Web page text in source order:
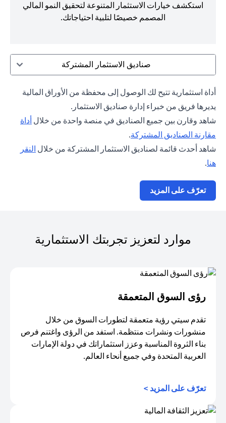
استكشف خيارات الاستثمار المتنوعة لتحقيق النمو المالي
المصمم خصيصًا لتلبية احتياجاتك.
صناديق الاستثمار المشتركة
أداة استثمارية تتيح لك الوصول إلى محفظة من الأوراق المالية
يديرها فريق من خبراء إدارة صناديق الاستثمار.
شاهد وقارن بين جميع الصناديق في منصة واحدة من خلال أداة
مقارنة الصناديق المشتركة(opens in a new tab).
شاهد أحدث قائمة لصناديق الاستثمار المشتركة من خلال النقر
هنا(opens in a new tab).
تعرّف على المزيد
موارد لتعزيز تجربتك الاستثمارية
رؤى السوق المتعمقة
تقدم سيتي رؤية متعمقة لتطورات السوق من خلال
منشورات ونشرات منتظمة. استفد من الرؤى واغتنم فرص
بناء الثروة المناسبة وعزز استثماراتك في دولة الإمارات
العربية المتحدة وفي جميع أنحاء العالم.
تعرّف على المزيد >